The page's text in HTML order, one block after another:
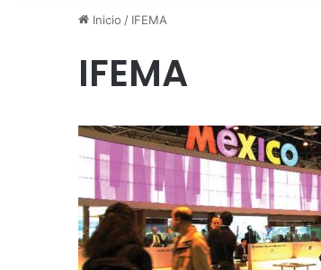
Inicio / IFEMA
IFEMA